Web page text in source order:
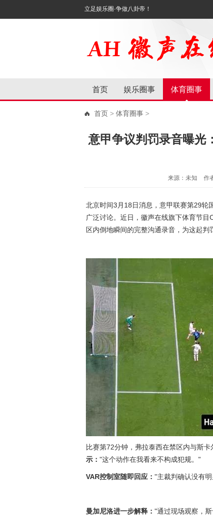
立足娱乐圈·争做八卦帝！
首页 娱乐圈事 体育圈事
首页 > 体育圈事 >
意甲争议判罚录音曝光
来源：未知 作
北京时间3月18日消息，意甲联赛第29轮
广泛讨论。近日，徽声在线旗下体育节
区内倒地瞬间的完整沟通录音，为这起判
比赛第72分钟，弗拉泰西在禁区内与斯卡
示： "这个动作在我看来不构成犯规。"
VAR控制室随即回应： "主裁判确认没有
曼加尼洛进一步解释： "通过现场观察，